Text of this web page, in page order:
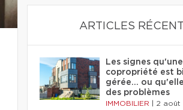
ARTICLES
Les signes qu'une
copropriété est
gérée… ou
des problèmes
IMMOBILIER 2 août